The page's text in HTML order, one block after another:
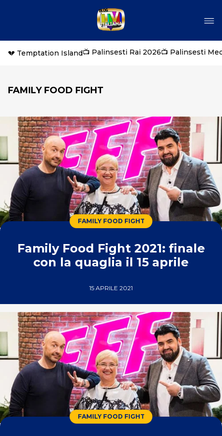
💔 Temptation Island📺 Palinsesti Rai 2026📺 Palinsesti
FAMILY FOOD FIGHT
FAMILY FOOD FIGHT
Family Food Fight 2021: finale
con la quaglia il 15 aprile
15 APRILE 2021
FAMILY FOOD FIGHT